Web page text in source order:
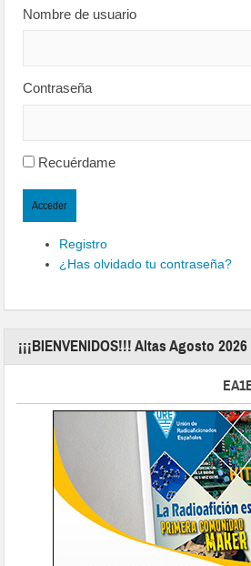
Nombre de usuario
Contraseña
Recuérdame
Acceder
Registro
¿Has olvidado tu contraseña?
¡¡¡BIENVENIDOS!!! Altas Agosto 2026